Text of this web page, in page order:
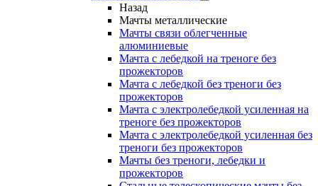
Назад
Мачты металлические
Мачты связи облегченные
алюминиевые
Мачта с лебедкой на треноге без
прожекторов
Мачта с лебедкой без треноги без
прожекторов
Мачта с электролебедкой усиленная на
треноге без прожекторов
Мачта с электролебедкой усиленная без
треноги без прожекторов
Мачты без треноги, лебедки и
прожекторов